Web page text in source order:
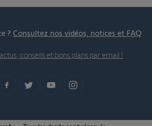
? Consultez nos vidéos, notices et FAQ
conseils et bons plans par email !